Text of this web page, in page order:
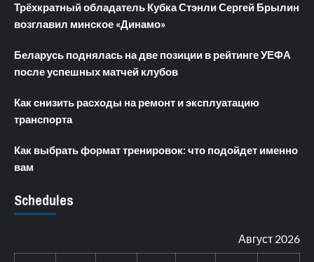
Трёхкратный обладатель Кубка Стэнли Сергей Брылин
возглавил минское «Динамо»
Беларусь поднялась на две позиции в рейтинге УЕФА
после успешных матчей клубов
Как снизить расходы на ремонт и эксплуатацию
транспорта
Как выбрать формат тренировок: что подойдет именно
вам
Schedules
Август 2026